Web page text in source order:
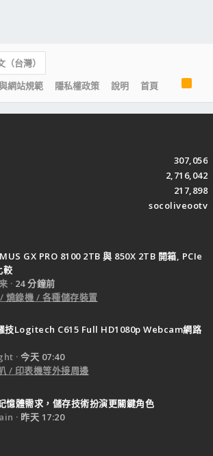
（台灣）
網站規範 隱私權政策 說明 首頁
S
307,056
2,716,042
217,898
socoliveootv
GX PRO 8100 2TB 與 850X 2TB 開箱, PCIe
較
24 分鐘前
燒錄機 / 各種儲存裝置
技Logitech C615 Full HD1080p Webcam網路
今天 07:40
/ 印表機等外接周邊
憶體需求，儲存技術扮演更關鍵角色
昨天 17:20